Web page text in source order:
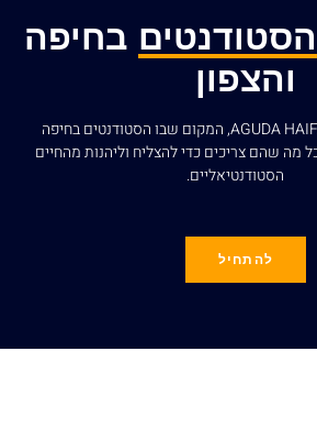
הסטודנטים בחיפה
והצפון
ברוכים הבאים ל-AGUDA HAIFA, המקום שבו הסטודנטים בחיפה
מה שהם צריכים כדי להצליח וליהנות מהחיים
הסטודנטיאליים.
להתחיל